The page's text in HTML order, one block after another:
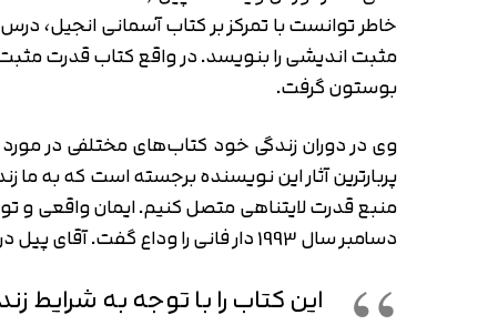
خاطر توانست با تمرکز بر کتاب آسمانی انجیل،
مثبت اندیشی را بنویسد. در واقع کتاب قدرت
بوستون گرفت.
وی در دوران زندگی خود کتاب‌های مختلفی در
پربارترین آثار این نویسنده برجسته است که به
دسامبر سال 1993 دار فانی را وداع گفت. آقای پیل در کتاب قدرت مثبت اندیشی می‌نویسد:
این کتاب را با توجه به شرایط